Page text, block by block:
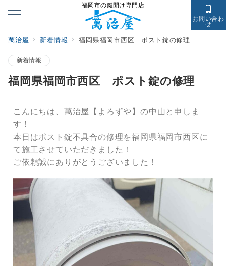
福岡市の鍵開け専門店
お問い合わ
せ
萬治屋 新着情報 福岡県福岡市西区 ポスト錠の修理
新着情報
福岡県福岡市西区 ポスト錠の修理
こんにちは、萬治屋【よろずや】の中山と申しま
す！
本日はポスト錠不具合の修理を福岡県福岡市西区に
て施工させていただきました！
ご依頼誠にありがとうございました！